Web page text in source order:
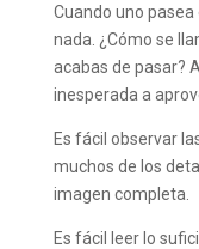
Cuando uno
nada. ¿Cómo se
acabas de pasar?
inesperada a
Es fácil observar
muchos de los
imagen completa.
Es fácil leer lo